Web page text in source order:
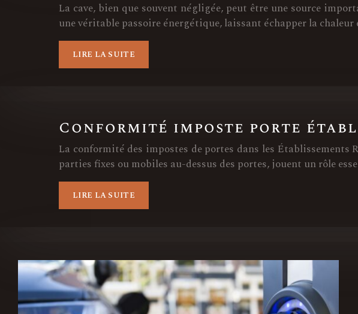
La cave, bien que souvent négligée, peut être une source
une véritable passoire énergétique, laissant échapper la
LIRE LA SUITE
Conformité imposte porte
La conformité des impostes de portes dans les Établissements
parties fixes ou mobiles au-dessus des portes, jouent un rôle
LIRE LA SUITE